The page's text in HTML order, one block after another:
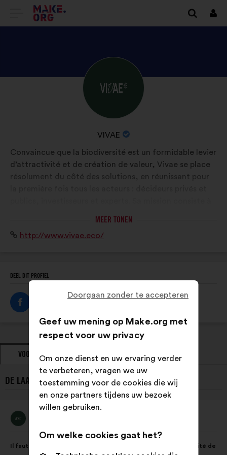
GA
HOMEPAGE
MAKE.ORG
BEKIJK
PROFIEL
VAN
NAAM
VAN
DE
ORGANISATIE:
VIVAE
Biografie:
Convaincue que la biodiversité est un formidable levier
d’attractivité et de création de valeur, Vivae se place
résolument du côté des solutions, en réunissant pour
adaptées à chaque secteur d’activité et à chaque
MEER TONEN
Website:
http://www.vivae.eco/
DEEL DIT PROFIEL
VOORSTELLEN STANDPUNTEN
DE LAATSTE VOORSTELLEN VAN VIVAE:
Voorstel
van
Il faut préserver la biodiversité qui est essentielle à la pérennité de
de
Doorgaan zonder te accepteren
Geef uw mening op Make.org met
respect voor uw privacy
Om onze dienst en uw ervaring verder
te verbeteren, vragen we uw
toestemming voor de cookies die wij
en onze partners tijdens uw bezoek
willen gebruiken.
Om welke cookies gaat het?